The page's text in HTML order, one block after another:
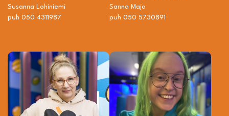
Susanna Lohiniemi
puh 050 4311987
Sanna Maja
puh 050 5730891